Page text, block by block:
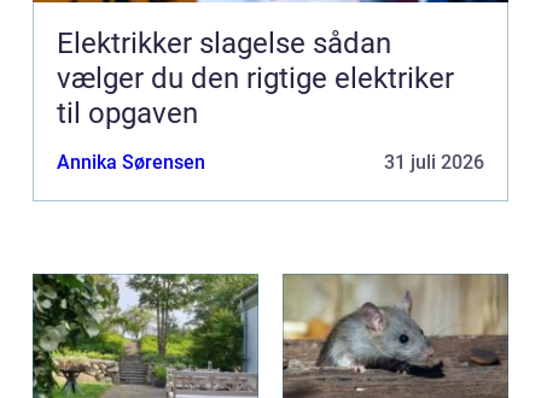
Elektrikker slagelse sådan
vælger du den rigtige elektriker
til opgaven
Annika Sørensen 31 juli 2026